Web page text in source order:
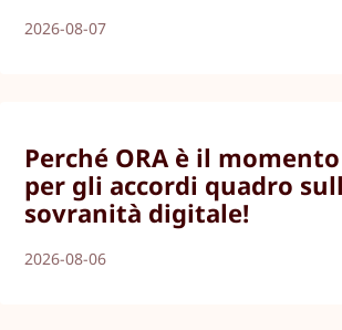
2026-08-07
Perché ORA è il
per gli accordi quadro
sovranità digitale!
2026-08-06